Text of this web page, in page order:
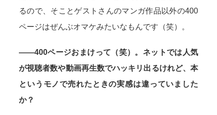
るので、そことゲストさんのマンガ作品以外の400
ページはぜんぶオマケみたいなもんです（笑）。
——400ページおまけって（笑）。ネットでは人気
が視聴者数や動画再生数でハッキリ出るけれど、本
というモノで売れたときの実感は違っていました
か？